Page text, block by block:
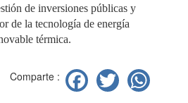
de inversiones públicas y
de la tecnología de energía
térmica.
Comparte : Facebook
Twitter